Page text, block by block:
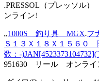
.PRESSOL（プレッソル
ンライン!
,,1000S 釣り具 MGX.フ
Ｓ１３Ｘ１８Ｘ１５６０
数：-
951630 リール オンライ